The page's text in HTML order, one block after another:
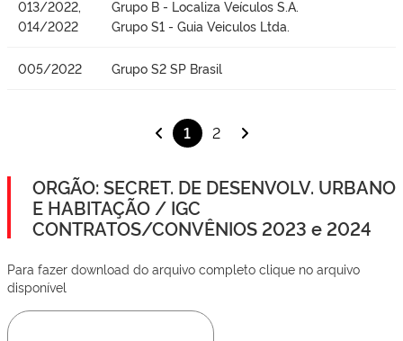
013/2022,
014/2022
Grupo B - Localiza Veículos S.A.
Grupo S1 - Guia Veiculos Ltda.
005/2022 Grupo S2 SP Brasil
1 2
ORGÃO: SECRET. DE DESENVOLV. URBANO
E HABITAÇÃO / IGC
CONTRATOS/CONVÊNIOS 2023 e 2024
Para fazer download do arquivo completo clique no arquivo
disponível